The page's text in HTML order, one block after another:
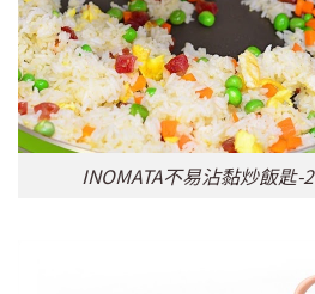
INOMATA不易沾黏炒飯匙-2